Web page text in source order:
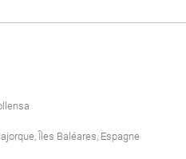
Îles Baléares, Espagne